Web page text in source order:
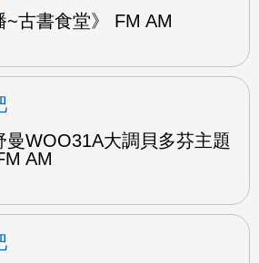
~古書食堂》 FM AM
曼WOO31A大調貝多芬主題
AM